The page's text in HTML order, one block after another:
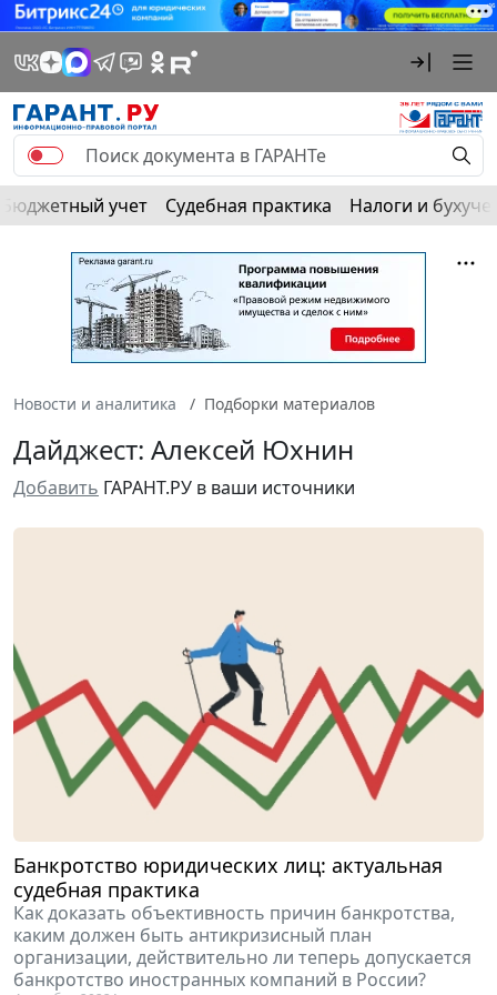
Бюджетный учет Судебная практика Налоги и
Новости и аналитика Подборки материалов
Дайджест: Алексей Юхнин
Добавить ГАРАНТ.РУ в ваши источники
Банкротство юридических лиц: актуальная
судебная практика
Как доказать объективность причин банкротства,
каким должен быть антикризисный план
организации, действительно ли теперь допускается
банкротство иностранных компаний в России?